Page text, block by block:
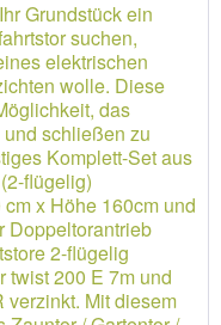
Grundstück ein
suchen,
elektrischen
wolle. Diese
das
schließen zu
Komplett-Set aus
flügelig)
x Höhe 160cm und
Doppeltorantrieb
2-flügelig
twist 200 E 7m und
verzinkt. Mit diesem